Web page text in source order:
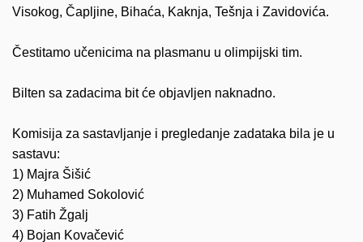
Visokog, Čapljine, Bihaća, Kaknja, Tešnja i Zavidovića.
Čestitamo učenicima na plasmanu u olimpijski tim.
Bilten sa zadacima bit će objavljen naknadno.
Komisija za sastavljanje i pregledanje zadataka bila je u
sastavu:
1) Majra Šišić
2) Muhamed Sokolović
3) Fatih Žgalj
4) Bojan Kovačević